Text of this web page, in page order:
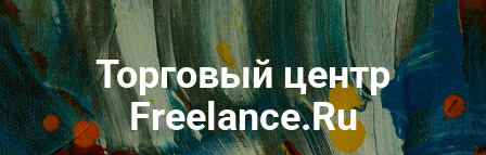
Торговый центр
Freelance.Ru